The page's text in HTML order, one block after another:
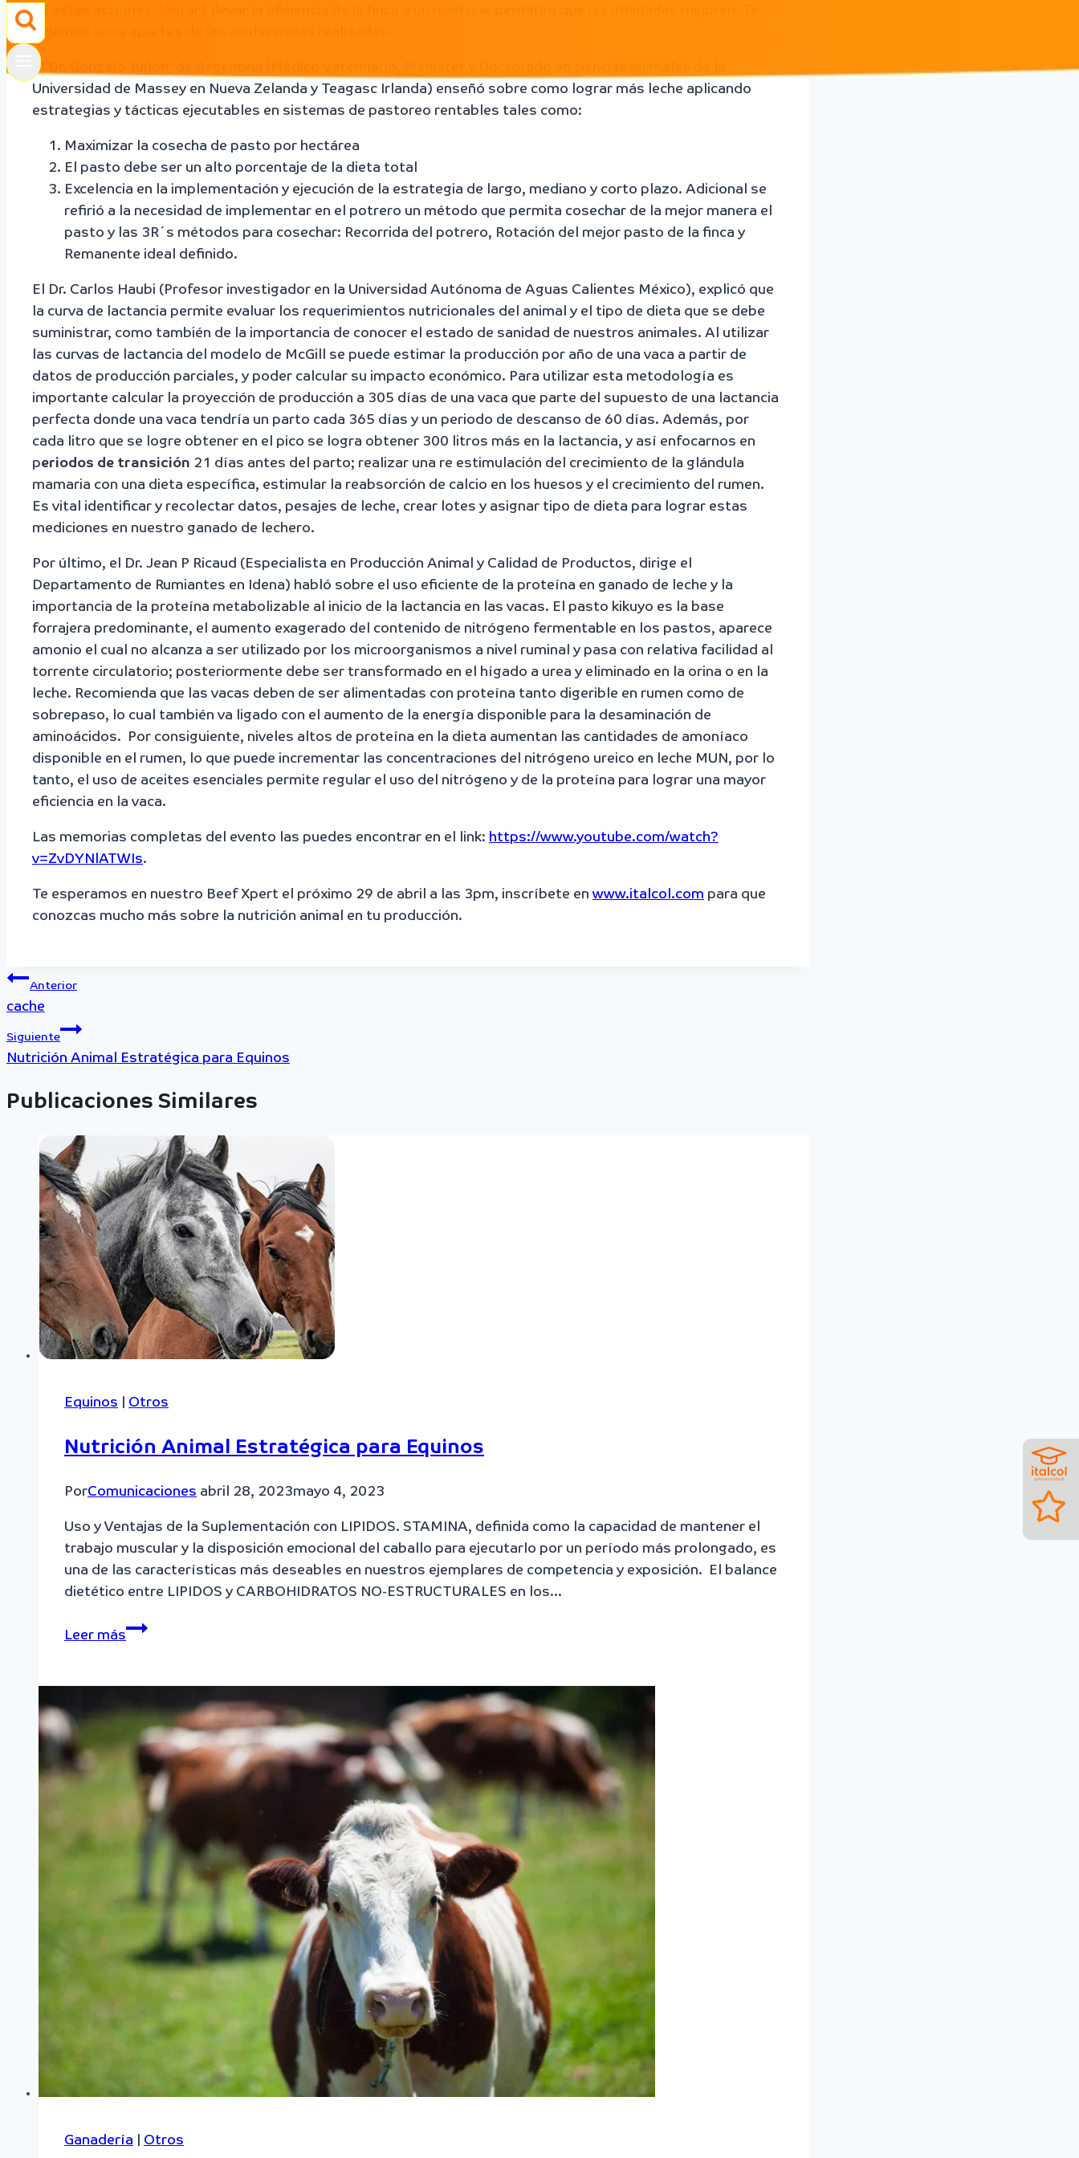
dejamos unos apartes de las conferencias realizadas.
El Dr. Gonzalo Tuñon, de Argentina (Médico Veterinario, Magister y Doctorado en ciencias animales de la
Universidad de Massey en Nueva Zelanda y Teagasc Irlanda) enseñó sobre como lograr más leche aplicando
estrategias y tácticas ejecutables en sistemas de pastoreo rentables tales como:
Maximizar la cosecha de pasto por hectárea
El pasto debe ser un alto porcentaje de la dieta total
Excelencia en la implementación y ejecución de la estrategia de largo, mediano y corto plazo. Adicional se
refirió a la necesidad de implementar en el potrero un método que permita cosechar de la mejor manera el
pasto y las 3R´s métodos para cosechar: Recorrida del potrero, Rotación del mejor pasto de la finca y
Remanente ideal definido.
El Dr. Carlos Haubi (Profesor investigador en la Universidad Autónoma de Aguas Calientes México), explicó que
la curva de lactancia permite evaluar los requerimientos nutricionales del animal y el tipo de dieta que se debe
suministrar, como también de la importancia de conocer el estado de sanidad de nuestros animales. Al utilizar
las curvas de lactancia del modelo de McGill se puede estimar la producción por año de una vaca a partir de
datos de producción parciales, y poder calcular su impacto económico. Para utilizar esta metodología es
importante calcular la proyección de producción a 305 días de una vaca que parte del supuesto de una lactancia
perfecta donde una vaca tendría un parto cada 365 días y un periodo de descanso de 60 días. Además, por
cada litro que se logre obtener en el pico se logra obtener 300 litros más en la lactancia, y así enfocarnos en
periodos de transición 21 días antes del parto; realizar una re estimulación del crecimiento de la glándula
mamaria con una dieta específica, estimular la reabsorción de calcio en los huesos y el crecimiento del rumen.
Es vital identificar y recolectar datos, pesajes de leche, crear lotes y asignar tipo de dieta para lograr estas
mediciones en nuestro ganado de lechero.
Por último, el Dr. Jean P Ricaud (Especialista en Producción Animal y Calidad de Productos, dirige el
Departamento de Rumiantes en Idena) habló sobre el uso eficiente de la proteína en ganado de leche y la
importancia de la proteína metabolizable al inicio de la lactancia en las vacas. El pasto kikuyo es la base
forrajera predominante, el aumento exagerado del contenido de nitrógeno fermentable en los pastos, aparece
amonio el cual no alcanza a ser utilizado por los microorganismos a nivel ruminal y pasa con relativa facilidad al
torrente circulatorio; posteriormente debe ser transformado en el hígado a urea y eliminado en la orina o en la
leche. Recomienda que las vacas deben de ser alimentadas con proteína tanto digerible en rumen como de
sobrepaso, lo cual también va ligado con el aumento de la energía disponible para la desaminación de
aminoácidos. Por consiguiente, niveles altos de proteína en la dieta aumentan las cantidades de amoníaco
disponible en el rumen, lo que puede incrementar las concentraciones del nitrógeno ureico en leche MUN, por lo
tanto, el uso de aceites esenciales permite regular el uso del nitrógeno y de la proteína para lograr una mayor
eficiencia en la vaca.
Las memorias completas del evento las puedes encontrar en el link: https://www.youtube.com/watch?
v=ZvDYNlATWIs.
Te esperamos en nuestro Beef Xpert el próximo 29 de abril a las 3pm, inscríbete en www.italcol.com para que
conozcas mucho más sobre la nutrición animal en tu producción.
Navegación
de
entradas
Anterior
cache
Siguiente
Nutrición Animal Estratégica para Equinos
Publicaciones Similares
Equinos Otros
Nutrición Animal Estratégica para Equinos
PorComunicaciones abril 28, 2023mayo 4, 2023
Uso y Ventajas de la Suplementación con LIPIDOS. STAMINA, definida como la capacidad de mantener el
trabajo muscular y la disposición emocional del caballo para ejecutarlo por un período más prolongado, es
una de las características más deseables en nuestros ejemplares de competencia y exposición. El balance
dietético entre LIPIDOS y CARBOHIDRATOS NO-ESTRUCTURALES en los…
Leer más
Nutrición
Equinos
Ganadería Otros